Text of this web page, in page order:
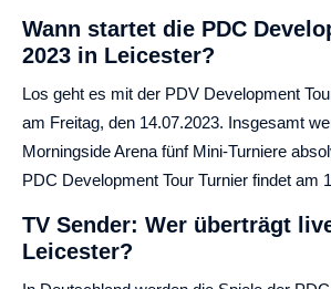
Wann startet die PDC
2023 in Leicester?
Los geht es mit der PDV Development
am Freitag, den 14.07.2023. Insgesamt
Morningside Arena fünf Mini-Turniere
PDC Development Tour Turnier findet am
TV Sender: Wer überträgt
Leicester?